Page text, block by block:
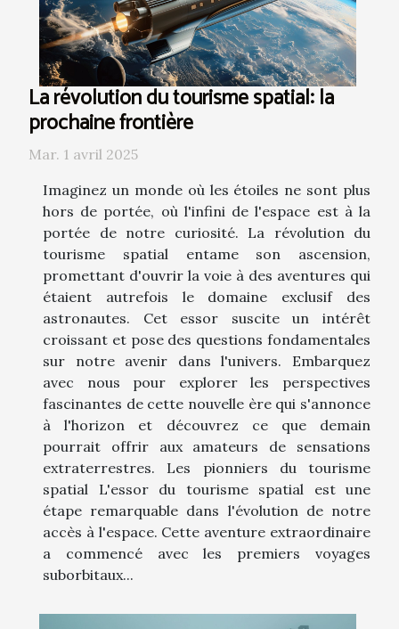
La révolution du tourisme spatial: la
prochaine frontière
Mar. 1 avril 2025
Imaginez un monde où les étoiles ne sont plus
hors de portée, où l'infini de l'espace est à la
portée de notre curiosité. La révolution du
tourisme spatial entame son ascension,
promettant d'ouvrir la voie à des aventures qui
étaient autrefois le domaine exclusif des
astronautes. Cet essor suscite un intérêt
croissant et pose des questions fondamentales
sur notre avenir dans l'univers. Embarquez
avec nous pour explorer les perspectives
fascinantes de cette nouvelle ère qui s'annonce
à l'horizon et découvrez ce que demain
pourrait offrir aux amateurs de sensations
extraterrestres. Les pionniers du tourisme
spatial L'essor du tourisme spatial est une
étape remarquable dans l'évolution de notre
accès à l'espace. Cette aventure extraordinaire
a commencé avec les premiers voyages
suborbitaux...